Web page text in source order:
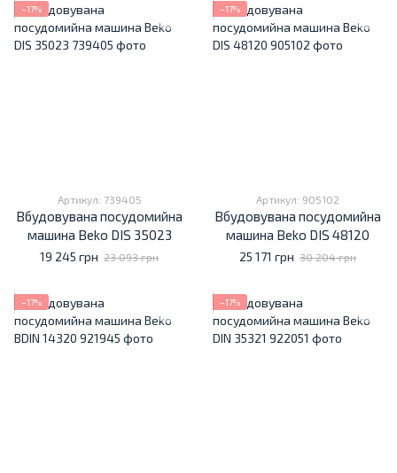
−17%
Артикул: 739405
Вбудовувана посудомийна
машина Beko DIS 35023
19 245 грн 23 093 грн
−17%
Артикул: 905102
Вбудовувана посудомийна
машина Beko DIS 48120
25 171 грн 30 204 грн
−17% −17%